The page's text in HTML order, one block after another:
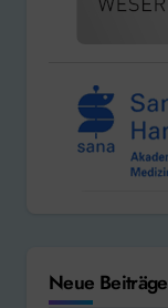
Neue Beiträge